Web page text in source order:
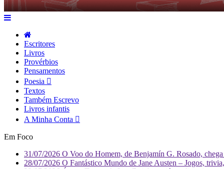
Escritores
Livros
Provérbios
Pensamentos
Poesia
Textos
Também Escrevo
Livros infantis
A Minha Conta
Em Foco
31/07/2026 O Voo do Homem, de Benjamín G. Rosado,
28/07/2026 O Fantástico Mundo de Jane Austen – Jogos,